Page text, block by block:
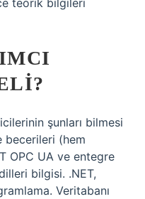
teorik bilgileri
şunları bilmesi
becerileri (hem
OPC UA ve entegre
bilgisi. .NET,
Veritabanı